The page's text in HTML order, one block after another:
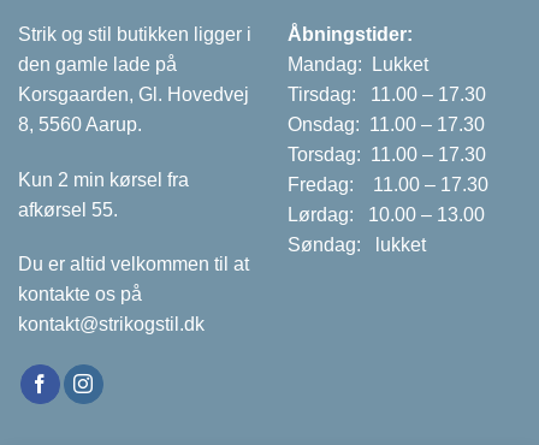
Strik og stil butikken ligger i
den gamle lade på
Korsgaarden, Gl. Hovedvej
8, 5560 Aarup.
Kun 2 min kørsel fra
afkørsel 55.
Du er altid velkommen til at
kontakte os på
kontakt@strikogstil.dk
Åbningstider:
Mandag: Lukket
Tirsdag: 11.00 – 17.30
Onsdag: 11.00 – 17.30
Torsdag: 11.00 – 17.30
Fredag: 11.00 – 17.30
Lørdag: 10.00 – 13.00
Søndag: lukket